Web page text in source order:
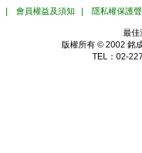
會員權益及須知 隱私權保護
最佳
版權所有 © 2002 銘
TEL：02-